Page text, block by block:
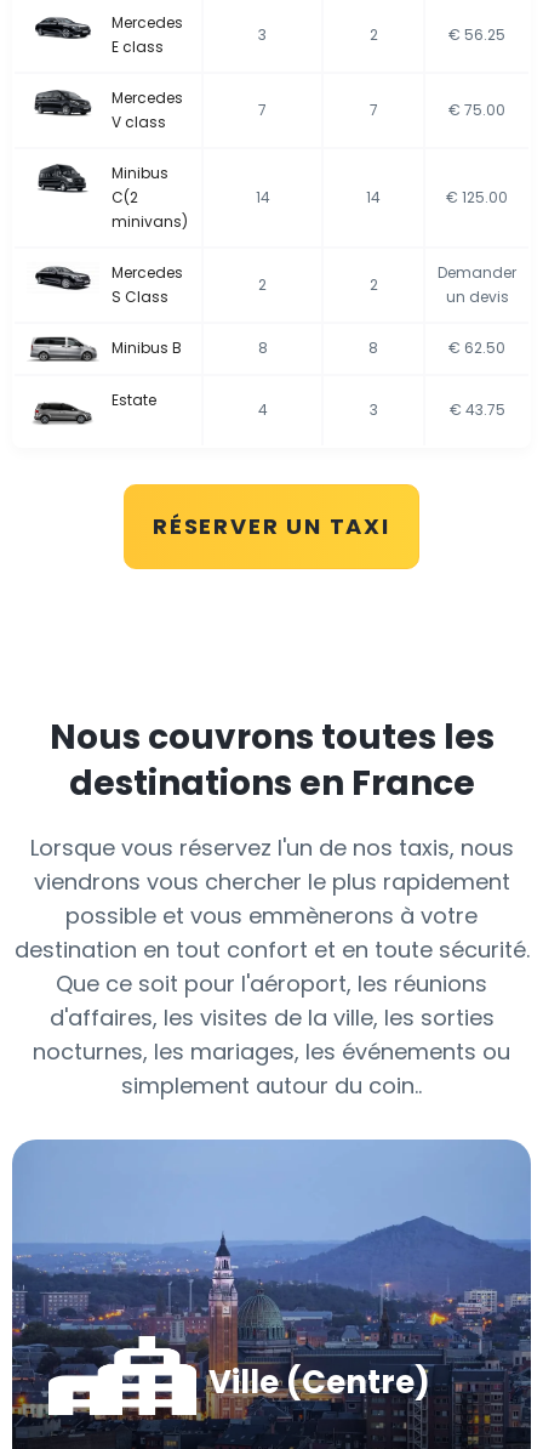
Mercedes
E class
3 2 € 56.25
Mercedes
V class
7 7 € 75.00
Minibus
C(2
minivans)
14 14 € 125.00
Mercedes
S Class
2 2
Demander
un devis
Minibus B 8 8 € 62.50
Estate 4 3 € 43.75
RÉSERVER UN TAXI
Nous couvrons toutes les
destinations en France
Lorsque vous réservez l'un de nos taxis, nous
viendrons vous chercher le plus rapidement
possible et vous emmènerons à votre
destination en tout confort et en toute sécurité.
Que ce soit pour l'aéroport, les réunions
d'affaires, les visites de la ville, les sorties
nocturnes, les mariages, les événements ou
simplement autour du coin..
Ville (Centre)